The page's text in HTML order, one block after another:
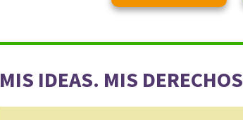
MIS IDEAS. MIS DERECHOS